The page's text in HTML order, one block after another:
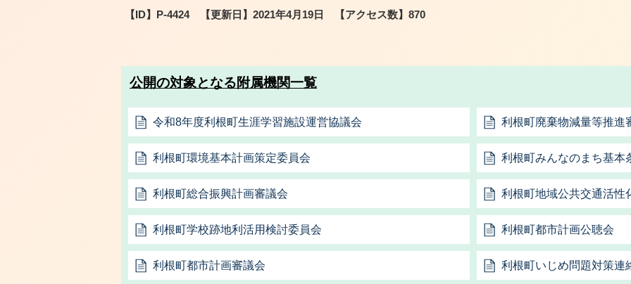
【ID】 P-4424 【更新日】 2021年4月19日 【アクセス数】 870
公開の対象となる附属機関一覧
令和8年度利根町生涯学習施設運営協議会 利根町廃棄物減量等推進
利根町環境基本計画策定委員会 利根町みんなのまち基本
利根町総合振興計画審議会 利根町地域公共交通活性
利根町学校跡地利活用検討委員会 利根町都市計画公聴会
利根町都市計画審議会 利根町いじめ問題対策連